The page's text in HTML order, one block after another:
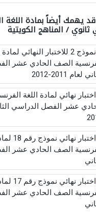
يهمك أيضاً بمادة اللغة
ثانوي / المناهج الكويتية
نموذج 2 للاختبار النهائي
الصف الحادي عشر
لعام 2011-2012
اختبار نهائي لمادة اللغة
عشر الفصل الدراسي
اختبار
الصف الحادي عشر
اختبار
الصف الحادي عشر